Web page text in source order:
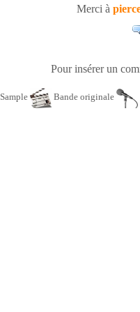
Merci à
Pour insérer un
Sample Bande originale